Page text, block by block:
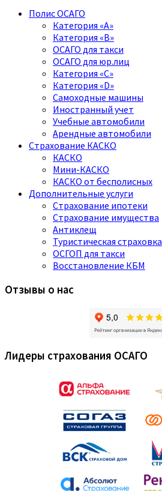
Полис ОСАГО
Категория «A»
Категория «B»
ОСАГО для такси
ОСАГО для юр.лиц
Категория «C»
Категория «D»
Самоходные машины
Иностранный учет
Учебные автомобили
Арендные автомобили
Страхование КАСКО
КАСКО
Мини-КАСКО
КАСКО от бесполисных
Дополнительные услуги
Страхование ипотеки
Страхование имущества
Антиклещ
Туристическая страховка
ОСГОП для такси
Восстановление КБМ
Отзывы о нас
Лидеры страхования ОСАГО